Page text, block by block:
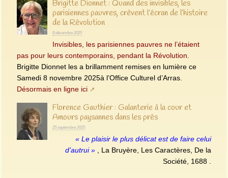
Brigitte Dionnet : Quand des invisibles, les
parisiennes pauvres, crèvent l’écran de l’histoire
de la Révolution
8 décembre 2025
Invisibles, les parisiennes pauvres ne l’étaient
pas pour leurs contemporains, pendant la Révolution.
Brigitte Dionnet les a brillamment remises en lumière ce
Samedi 8 novembre 2025à l’Office Culturel d’Arras.
Désormais en ligne ici
Florence Gauthier : Galanterie à la cour et
Amours paysannes dans les prés
25 septembre 2025
« Le plaisir le plus délicat est de faire celui
d’autrui »
, La Bruyère, Les Caractères, De la
Société, 1688 .